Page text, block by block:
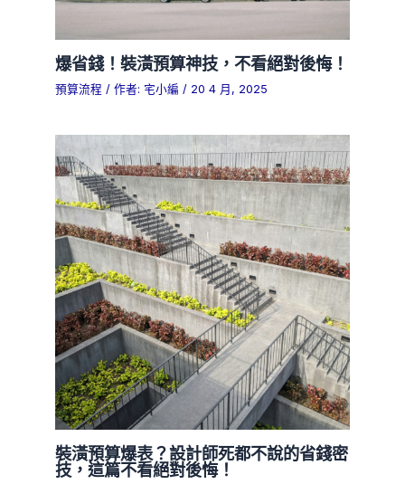
爆省錢！裝潢預算神技，不看絕對後悔！
預算流程 / 作者: 宅小編 / 20 4 月, 2025
裝潢預算爆表？設計師死都不說的省錢密
技，這篇不看絕對後悔！